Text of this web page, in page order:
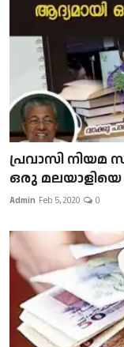
പ്രവാസി നിയമ
ഒരു മലയാളിയെ
Admin Feb 5, 2020 0